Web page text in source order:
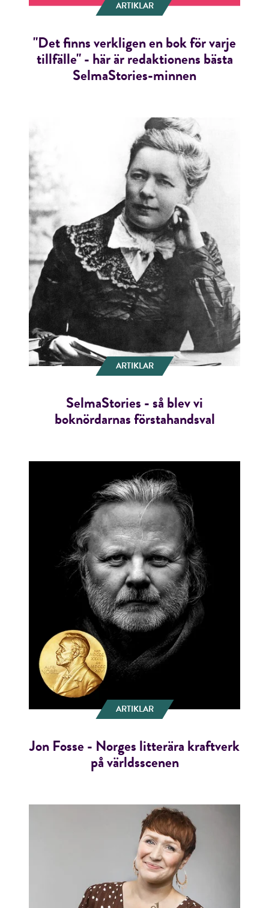
ARTIKLAR
"Det finns verkligen en bok för varje
tillfälle" - här är redaktionens bästa
SelmaStories-minnen
ARTIKLAR
SelmaStories - så blev vi
boknördarnas förstahandsval
ARTIKLAR
Jon Fosse - Norges litterära kraftverk
på världsscenen